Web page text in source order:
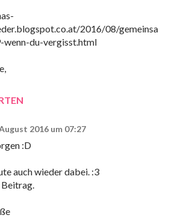
2016/08/gemeinsa
wenn-du-vergisst.html
2016 um 07:27
:D
auch wieder dabei. :3
Beitrag.